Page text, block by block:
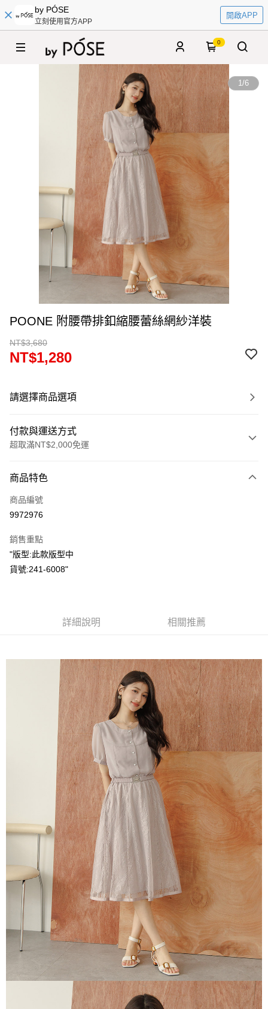
by PÓSE
立刻使用官方APP
開啟APP
0
1/6
POONE 附腰帶排釦縮腰蕾絲網紗洋裝
NT$3,680
NT$1,280
請選擇商品選項
付款與運送方式
超取滿NT$2,000免運
信用卡一次付款
超商取貨付款
Apple Pay
街口支付
全家取貨付款
每筆NT$60，滿NT$2,000(含以上)免運費
付款後全家取貨
每筆NT$60，滿NT$2,000(含以上)免運費
7-11取貨付款
每筆NT$60，滿NT$2,000(含以上)免運費
付款後7-11取貨
每筆NT$60，滿NT$2,000(含以上)免運費
每筆NT$80，滿NT$2,000(含以上)免運費
商品特色
商品編號
9972976
銷售重點
"版型:此款版型中
貨號:241-6008"
詳細說明 相關推薦